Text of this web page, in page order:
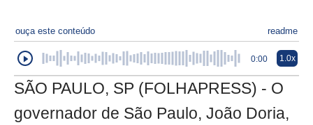
ouça este conteúdo readme
0:00 1.0x
SÃO PAULO, SP (FOLHAPRESS) - O
governador de São Paulo, João Doria,